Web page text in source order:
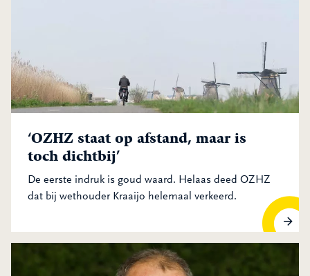
‘OZHZ staat op afstand, maar is
toch dichtbij’
De eerste indruk is goud waard. Helaas deed OZHZ
dat bij wethouder Kraaijo helemaal verkeerd.